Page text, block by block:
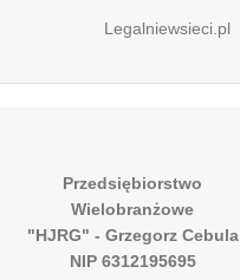
Legalniewsieci.pl
Przedsiębiorstwo
Wielobranżowe
"HJRG" - Grzegorz Cebula
NIP 6312195695